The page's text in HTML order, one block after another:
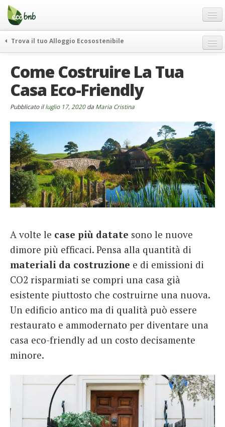
Menu
Salta
contenuto
Offerte Speciali
Regali
FAQ
Chi Siamo
Partner
Contatti
Italiano
German
English
French
Italiano
Trova il tuo Alloggio Ecosostenibile
itinerari
curiosità
vivere e viaggiare verde
ecohotel
rassegna stampa
Come Costruire La Tua
Casa Eco-Friendly
Pubblicato illuglio 17, 2020da Maria Cristina
A volte le case più datate sono le nuove
dimore più efficaci. Pensa alla quantità di
materiali da costruzione e di emissioni di
CO2 risparmiati se compri una casa già
esistente piuttosto che costruirne una nuova.
Un edificio antico ma di qualità può essere
restaurato e ammodernato per diventare una
casa eco-friendly ad un costo decisamente
minore.